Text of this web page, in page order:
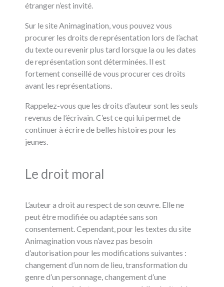
étranger n’est invité.
Sur le site Animagination, vous pouvez vous
procurer les droits de représentation lors de l’achat
du texte ou revenir plus tard lorsque la ou les dates
de représentation sont déterminées. Il est
fortement conseillé de vous procurer ces droits
avant les représentations.
Rappelez-vous que les droits d’auteur sont les seuls
revenus de l’écrivain. C’est ce qui lui permet de
continuer à écrire de belles histoires pour les
jeunes.
Le droit moral
L’auteur a droit au respect de son œuvre. Elle ne
peut être modifiée ou adaptée sans son
consentement. Cependant, pour les textes du site
Animagination vous n’avez pas besoin
d’autorisation pour les modifications suivantes :
changement d’un nom de lieu, transformation du
genre d’un personnage, changement d’une